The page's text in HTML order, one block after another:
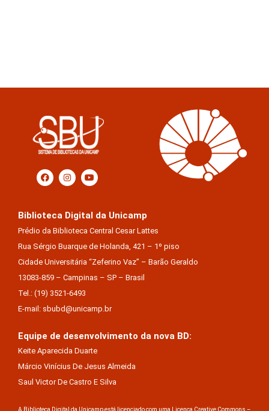
Biblioteca Digital da Unicamp
Prédio da Biblioteca Central Cesar Lattes
Rua Sérgio Buarque de Holanda, 421 – 1º piso
Cidade Universitária “Zeferino Vaz” – Barão Geraldo
13083-859 – Campinas – SP – Brasil
Tel.: (19) 3521-6493
E-mail: sbubd@unicamp.br
Equipe de desenvolvimento da nova BD:
Keite Aparecida Duarte
Márcio Vinícius De Jesus Almeida
Saul Victor De Castro E Silva
A Biblioteca Digital da Unicamp está licenciado com uma Licença Creative Commons –